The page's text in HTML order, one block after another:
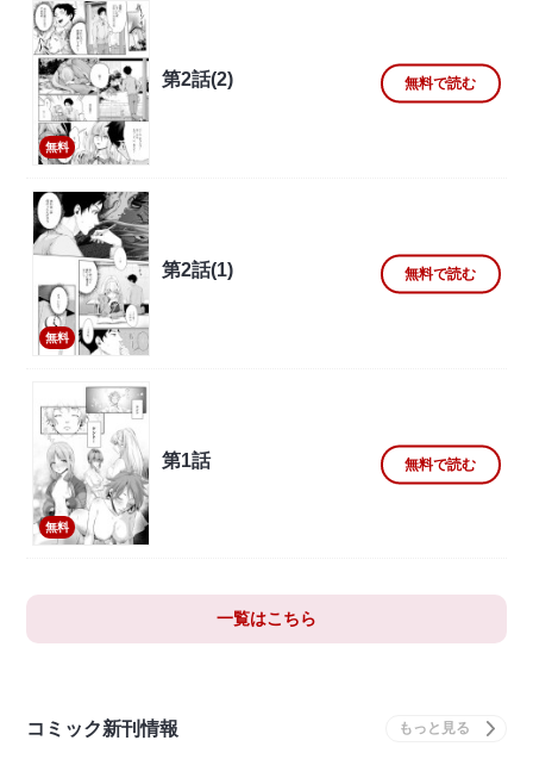
無料
第2話(2) 無料で読む
無料
第2話(1) 無料で読む
無料
第1話 無料で読む
一覧はこちら
コミック新刊情報